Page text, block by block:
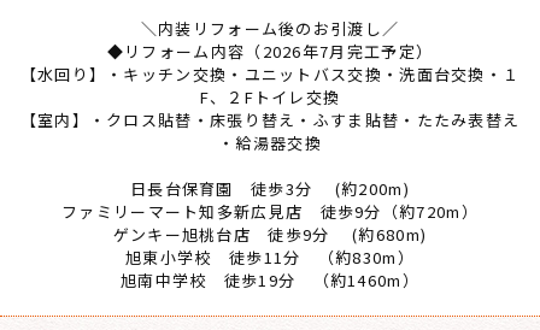
＼内装リフォーム後のお引渡し／
◆リフォーム内容（2026年7月完工予定）
【水回り】・キッチン交換・ユニットバス交換・洗面台交換・１
F、２Fトイレ交換
【室内】・クロス貼替・床張り替え・ふすま貼替・たたみ表替え
・給湯器交換
日長台保育園 徒歩3分 (約200m)
ファミリーマート知多新広見店 徒歩9分（約720m）
ゲンキー旭桃台店 徒歩9分 (約680m)
旭東小学校 徒歩11分 （約830m）
旭南中学校 徒歩19分 （約1460m）